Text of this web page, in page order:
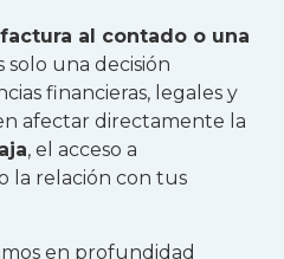
factura al contado o una
solo una decisión
financieras, legales y
afectar directamente la
, el acceso a
la relación con tus
en profundidad